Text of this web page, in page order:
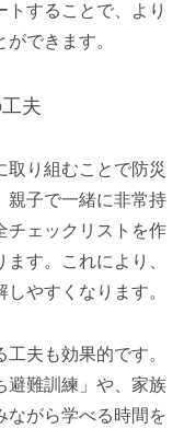
することで、より
できます。
夫
取り組むことで防災
親子で一緒に非常持
チェックリストを作
す。これにより、
やすくなります。
夫も効果的です。
避難訓練」や、家族
ながら学べる時間を